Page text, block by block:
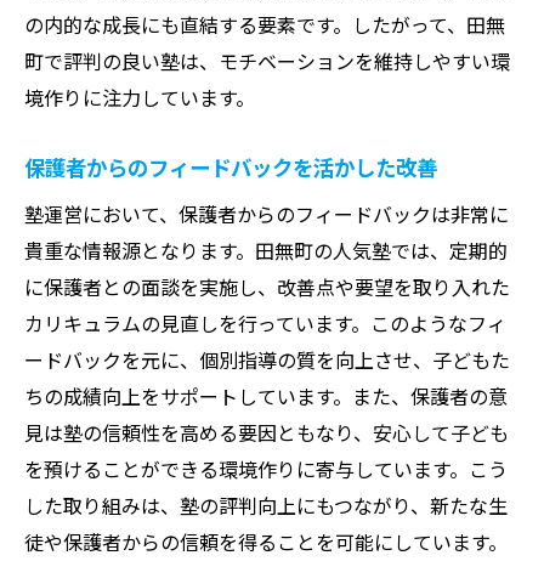
の内的な成長にも直結する要素です。したがって、田無
町で評判の良い塾は、モチベーションを維持しやすい環
境作りに注力しています。
保護者からのフィードバックを活かした改善
塾運営において、保護者からのフィードバックは非常に
貴重な情報源となります。田無町の人気塾では、定期的
に保護者との面談を実施し、改善点や要望を取り入れた
カリキュラムの見直しを行っています。このようなフィ
ードバックを元に、個別指導の質を向上させ、子どもた
ちの成績向上をサポートしています。また、保護者の意
見は塾の信頼性を高める要因ともなり、安心して子ども
を預けることができる環境作りに寄与しています。こう
した取り組みは、塾の評判向上にもつながり、新たな生
徒や保護者からの信頼を得ることを可能にしています。